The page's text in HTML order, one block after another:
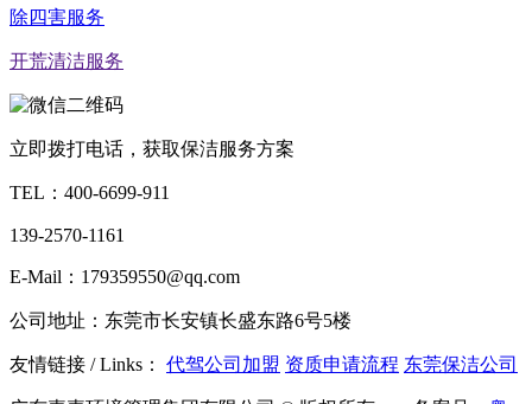
除四害服务
开荒清洁服务
立即拨打电话，获取保洁服务方案
TEL： 400-6699-911
139-2570-1161
E-Mail：179359550@qq.com
公司地址：东莞市长安镇长盛东路6号5楼
友情链接 / Links： 代驾公司加盟 资质申请流程 东莞保洁公司